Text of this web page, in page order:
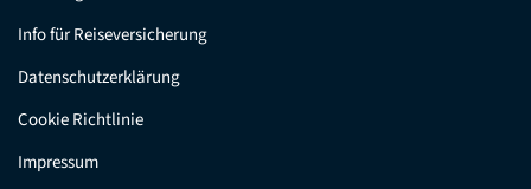
Info für Reiseversicherung
Datenschutzerklärung
Cookie Richtlinie
Impressum